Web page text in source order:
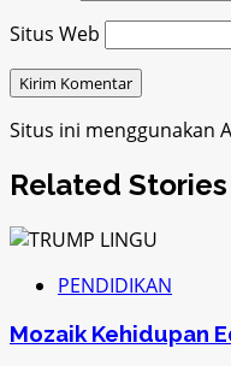
Situs Web
Situs ini menggunakan
Related Stories
PENDIDIKAN
Mozaik Kehidupan